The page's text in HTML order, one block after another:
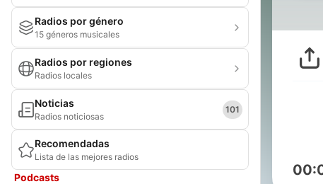
Radios por género
15 géneros musicales
Radios por regiones
Radios locales
Noticias
Radios noticiosas
101
Recomendadas
Lista de las mejores radios
Podcasts